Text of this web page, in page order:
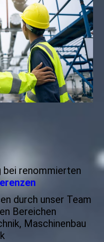
bei renommierten
durch unser Team
Bereichen
Maschinenbau